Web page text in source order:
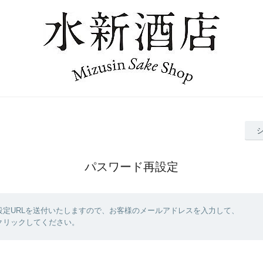
パスワード再設定
定URLを送付いたしますので、お客様のメールアドレスを入力して、
ックしてください。